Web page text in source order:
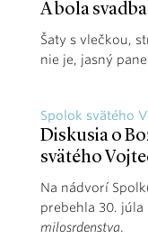
A bola svadba
Šaty s vlečkou,
nie je, jasný
Spolok svätého
Diskusia o
svätého
Na nádvorí
prebehla 30.
milosrdenstva.